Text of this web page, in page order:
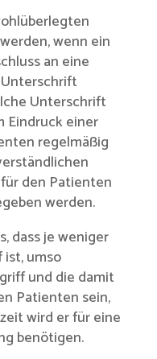
wenn ein
an eine
Unterschrift
Eindruck einer
regelmäßig
den Patienten
werden.
dass je weniger
umso
und die damit
Patienten sein,
wird er für eine
benötigen.